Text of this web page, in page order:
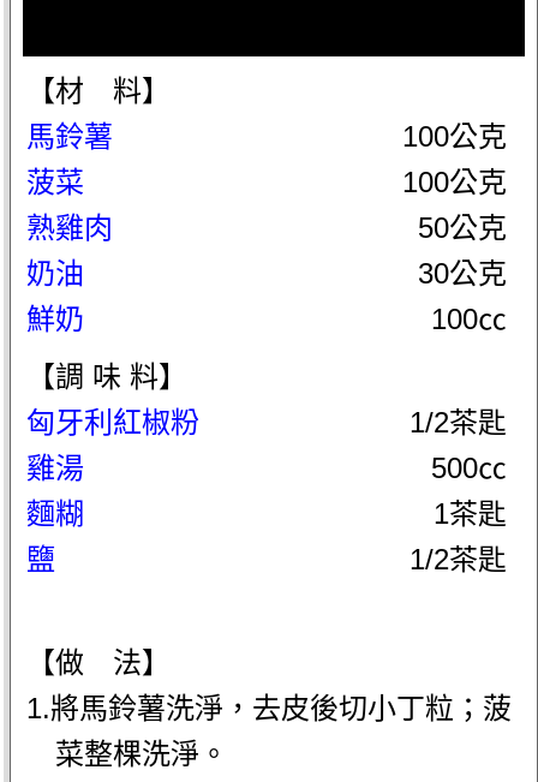
【材 料】
馬鈴薯
100公克
菠菜
100公克
熟雞肉
50公克
奶油
30公克
鮮奶
100㏄
【調 味 料】
匈牙利紅椒粉
1/2茶匙
雞湯
500㏄
麵糊
1茶匙
鹽
1/2茶匙
【做 法】
1.將馬鈴薯洗淨，去皮後切小丁粒；菠
菜整棵洗淨。